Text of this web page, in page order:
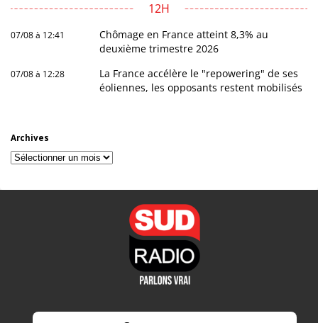
12H
07/08 à 12:41
Chômage en France atteint 8,3% au
deuxième trimestre 2026
07/08 à 12:28
La France accélère le "repowering" de ses
éoliennes, les opposants restent mobilisés
Archives
Archives